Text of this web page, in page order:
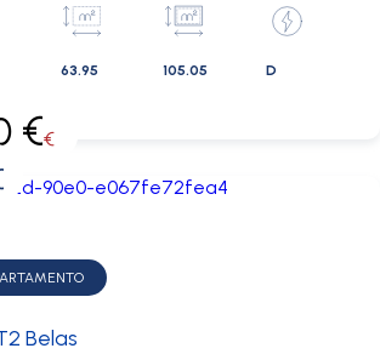
63.95 105.05 D
€€
Belas